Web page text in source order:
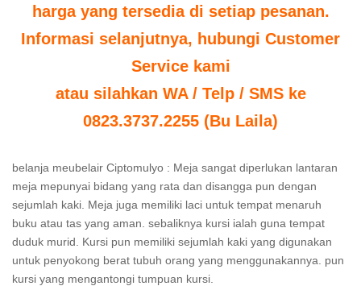
harga yang tersedia di setiap pesanan.
Informasi selanjutnya, hubungi Customer
Service kami
atau silahkan WA / Telp / SMS ke
0823.3737.2255 (Bu Laila)
belanja meubelair Ciptomulyo : Meja sangat diperlukan lantaran
meja mepunyai bidang yang rata dan disangga pun dengan
sejumlah kaki. Meja juga memiliki laci untuk tempat menaruh
buku atau tas yang aman. sebaliknya kursi ialah guna tempat
duduk murid. Kursi pun memiliki sejumlah kaki yang digunakan
untuk penyokong berat tubuh orang yang menggunakannya. pun
kursi yang mengantongi tumpuan kursi.